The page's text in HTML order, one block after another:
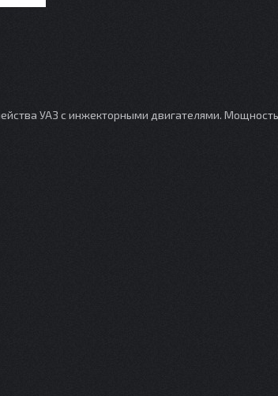
УАЗ с инжекторными двигателями.